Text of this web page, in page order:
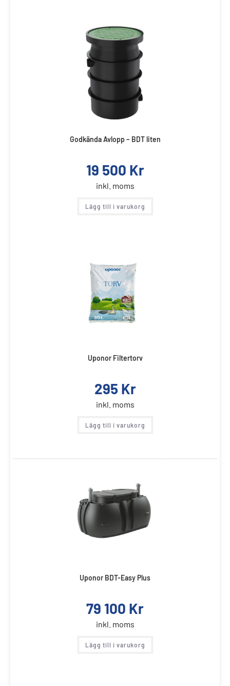
Godkända Avlopp – BDT liten
19 500 Kr
inkl. moms
Lägg till i varukorg
Uponor Filtertorv
295 Kr
inkl. moms
Lägg till i varukorg
Uponor BDT-Easy Plus
79 100 Kr
inkl. moms
Lägg till i varukorg